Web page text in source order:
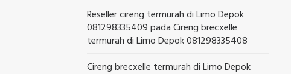
Reseller cireng termurah di Limo Depok
081298335409padaCireng brecxelle
termurah di Limo Depok 081298335408
Cireng brecxelle termurah di Limo Depok